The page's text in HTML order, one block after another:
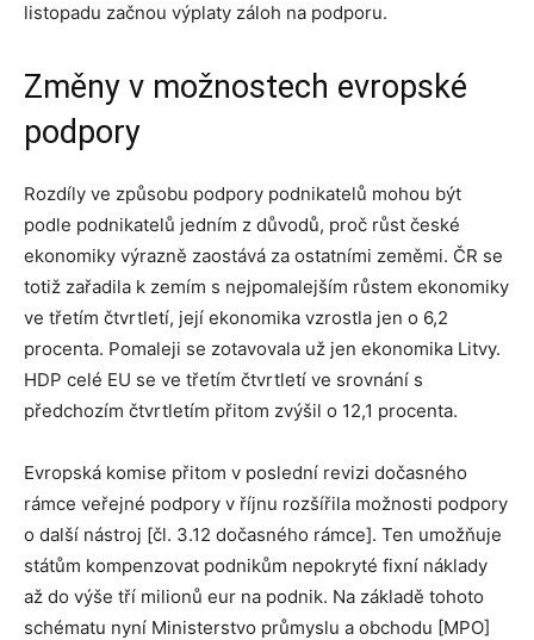
listopadu začnou výplaty záloh na podporu.
Změny v možnostech evropské
podpory
Rozdíly ve způsobu podpory podnikatelů mohou být
podle podnikatelů jedním z důvodů, proč růst české
ekonomiky výrazně zaostává za ostatními zeměmi. ČR se
totiž zařadila k zemím s nejpomalejším růstem ekonomiky
ve třetím čtvrtletí, její ekonomika vzrostla jen o 6,2
procenta. Pomaleji se zotavovala už jen ekonomika Litvy.
HDP celé EU se ve třetím čtvrtletí ve srovnání s
předchozím čtvrtletím přitom zvýšil o 12,1 procenta.
Evropská komise přitom v poslední revizi dočasného
rámce veřejné podpory v říjnu rozšířila možnosti podpory
o další nástroj [čl. 3.12 dočasného rámce]. Ten umožňuje
státům kompenzovat podnikům nepokryté fixní náklady
až do výše tří milionů eur na podnik. Na základě tohoto
schématu nyní Ministerstvo průmyslu a obchodu [MPO]